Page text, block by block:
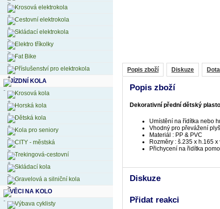
Popis zboží Diskuze
Popis zboží
Dekorativní přední dětský
Umístění na řídítka nebo
Vhodný pro převážení
Materiál : PP & PVC
Rozměry : š.235 x h.165 x
Přichycení na řidítka
Diskuze
Přidat reakci
Krosová elektrokola
Cestovní elektrokola
Skládací elektrokola
Elektro tříkolky
Fat Bike
Příslušenství pro elektrokola
JÍZDNÍ KOLA
Krosová kola
Horská kola
Dětská kola
Kola pro seniory
CITY - městská
Trekingová-cestovní
Skládací kola
Gravelová a silniční kola
VĚCI NA KOLO
Výbava cyklisty